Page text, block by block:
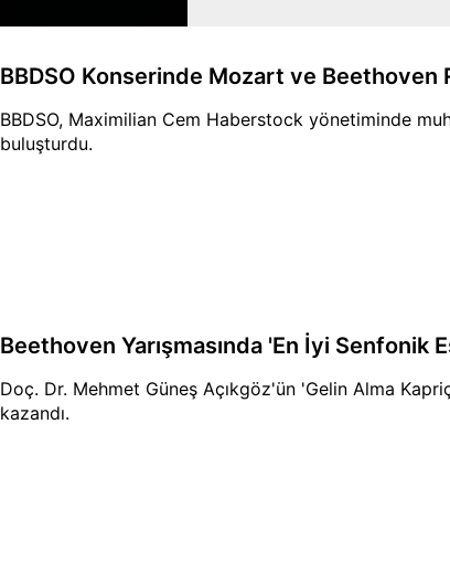
BBDSO Konserinde Mozart ve Beethoven
BBDSO, Maximilian Cem Haberstock yönetiminde
buluşturdu.
Beethoven Yarışmasında 'En İyi Senfonik
Doç. Dr. Mehmet Güneş Açıkgöz'ün 'Gelin Alma
kazandı.